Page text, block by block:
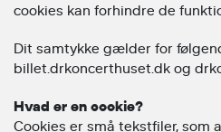
cookies kan forhindre de
Dit samtykke gælder for
billet.drkoncerthuset.dk og
Hvad er en cookie?
Cookies er små tekstfiler, som